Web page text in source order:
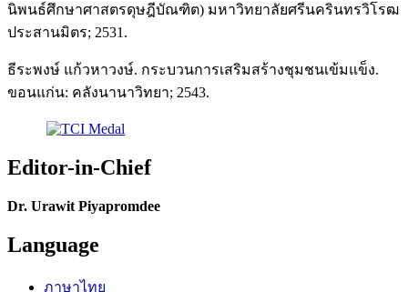
นิพนธ์ศึกษาศาสตรดุษฎีบัณฑิต) มหาวิทยาลัยศรีนครินทรวิโรฒ
ประสานมิตร; 2531.
ธีระพงษ์ แก้วหาวงษ์. กระบวนการเสริมสร้างชุมชนเข้มแข็ง.
ขอนแก่น: คลังนานาวิทยา; 2543.
Editor-in-Chief
Dr. Urawit Piyapromdee
Language
ภาษาไทย